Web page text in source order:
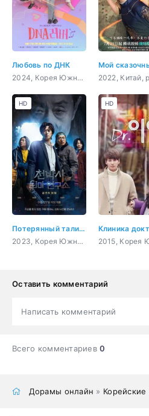
Любовь по ДНК
2024, Корея Южная, комедия, романтика, мелодрама
Потерянный талисман
2023, Корея Южная, боевик, ужасы, комедия, фэнтези
HD HD
Оставить комментарий
Написать комментарий
Всего комментариев0
Дорамы онлайн » Корейские